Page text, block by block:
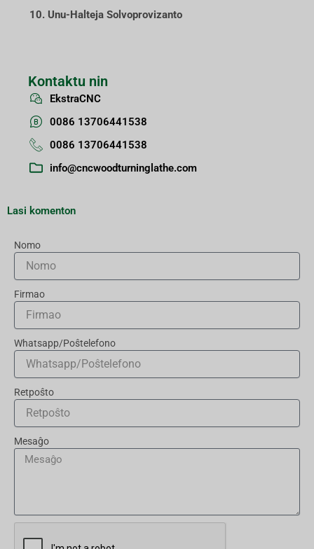
10. Unu-Halteja Solvoprovizanto
Kontaktu nin
EkstraCNC
0086 13706441538
0086 13706441538
info@cncwoodturninglathe.com
Lasi komenton
Nomo
Firmao
Whatsapp/Poŝtelefono
Retpoŝto
Mesaĝo